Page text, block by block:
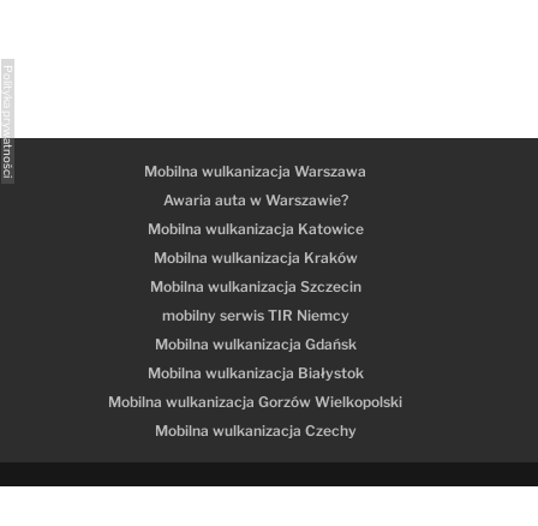
Mobilna wulkanizacja Warszawa
Awaria auta w Warszawie?
Mobilna wulkanizacja Katowice
Mobilna wulkanizacja Kraków
Mobilna wulkanizacja Szczecin
mobilny serwis TIR Niemcy
Mobilna wulkanizacja Gdańsk
Mobilna wulkanizacja Białystok
Mobilna wulkanizacja Gorzów Wielkopolski
Mobilna wulkanizacja Czechy
Polityka prywatności